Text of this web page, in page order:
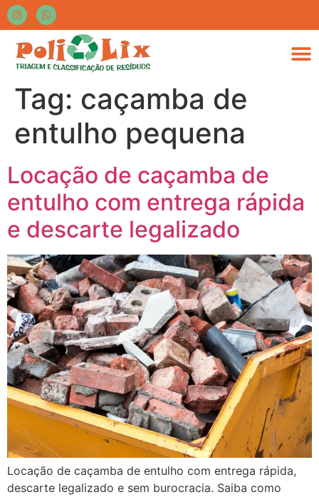
Tag: caçamba de
entulho pequena
Locação de caçamba de
entulho com entrega rápida
e descarte legalizado
Locação de caçamba de entulho com entrega rápida,
descarte legalizado e sem burocracia. Saiba como